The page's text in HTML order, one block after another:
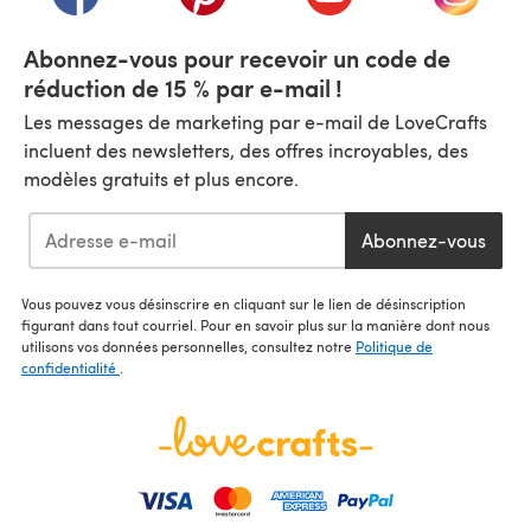
Abonnez-vous pour recevoir un code de
réduction de 15 % par e-mail !
Les messages de marketing par e-mail de LoveCrafts
incluent des newsletters, des offres incroyables, des
modèles gratuits et plus encore.
Abonnez-vous
Vous pouvez vous désinscrire en cliquant sur le lien de désinscription
figurant dans tout courriel. Pour en savoir plus sur la manière dont nous
utilisons vos données personnelles, consultez notre Politique de
confidentialité